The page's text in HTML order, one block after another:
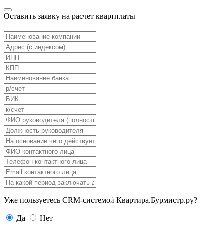
Оставить заявку на расчет квартплаты
Уже пользуетесь CRM-системой Квартира.Бурмистр.ру?
Да Нет